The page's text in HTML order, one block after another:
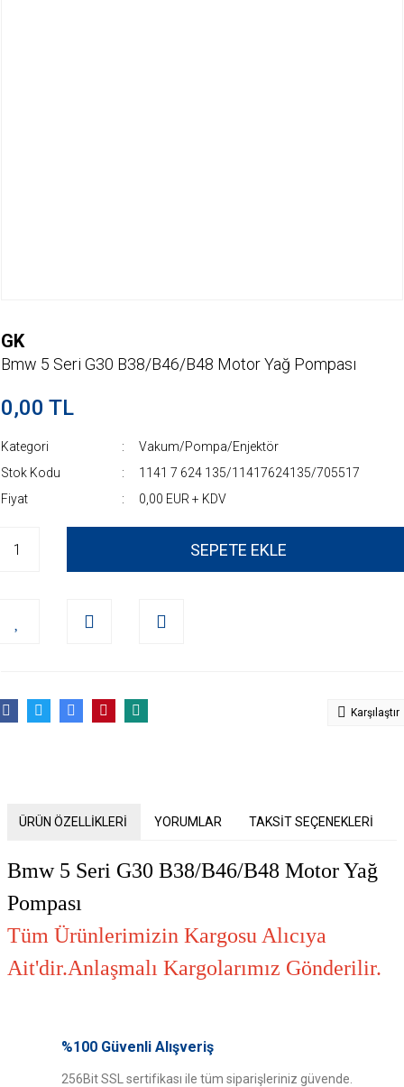
GK
Bmw 5 Seri G30 B38/B46/B48 Motor Yağ Pompası
0,00 TL
Kategori
Vakum/Pompa/Enjektör
Stok Kodu
1141 7 624 135/11417624135/705517
Fiyat
0,00 EUR + KDV
SEPETE EKLE
Karşılaştır
ÜRÜN ÖZELLİKLERİ YORUMLAR TAKSİT SEÇENEKLERİ
Bmw 5 Seri G30 B38/B46/B48 Motor Yağ
Pompası
Tüm Ürünlerimizin Kargosu Alıcıya
Ait'dir.Anlaşmalı Kargolarımız Gönderilir.
Bu ürüne ilk yorumu siz yapın!
yetersiz gördüğünüz noktaları öneri formunu kullanarak tarafımıza
iletebilirsiniz.
Görüş ve önerileriniz için teşekkür ederiz.
%100 Güvenli Alışveriş
256Bit SSL sertifikası ile tüm siparişleriniz güvende.